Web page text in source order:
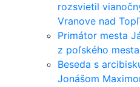
rozsvietil
Vranove nad
Primátor mesta
z poľského mesta
Beseda s
Jonášom